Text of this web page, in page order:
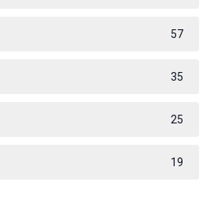
57
35
25
19